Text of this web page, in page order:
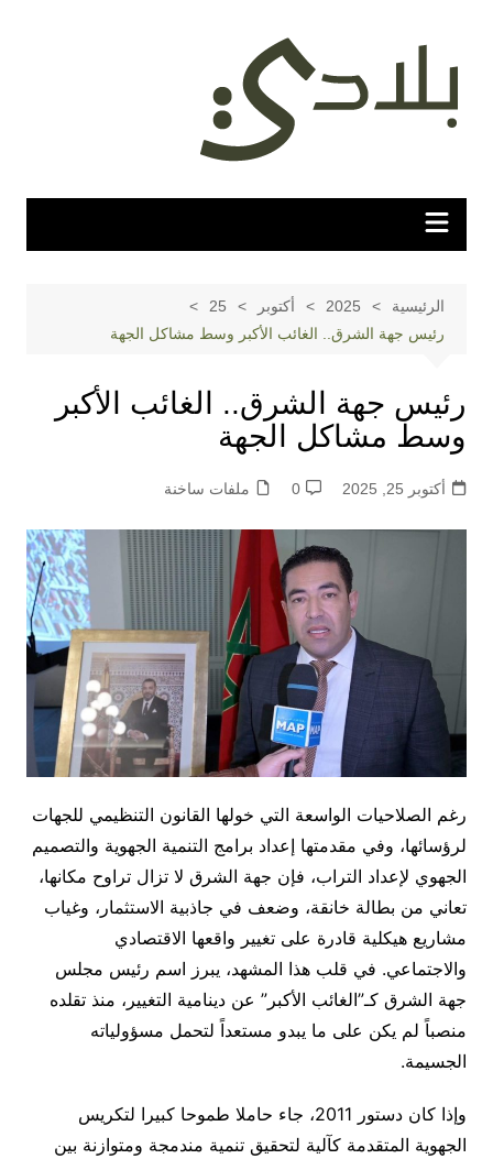
المحتوى
الرئيسية 2025 أكتوبر
25
رئيس جهة الشرق.. الغائب الأكبر وسط مشاكل الجهة
رئيس جهة الشرق.. الغائب الأكبر
وسط مشاكل الجهة
أكتوبر 25, 2025 0 ملفات ساخنة
رغم الصلاحيات الواسعة التي خولها القانون التنظيمي للجهات
لرؤسائها، وفي مقدمتها إعداد برامج التنمية الجهوية والتصميم
الجهوي لإعداد التراب، فإن جهة الشرق لا تزال تراوح مكانها،
تعاني من بطالة خانقة، وضعف في جاذبية الاستثمار، وغياب
مشاريع هيكلية قادرة على تغيير واقعها الاقتصادي
والاجتماعي. في قلب هذا المشهد، يبرز اسم رئيس مجلس
جهة الشرق كـ”الغائب الأكبر” عن دينامية التغيير، منذ تقلده
منصباً لم يكن على ما يبدو مستعداً لتحمل مسؤولياته
الجسيمة.
وإذا كان دستور 2011، جاء حاملا طموحا كبيرا لتكريس
الجهوية المتقدمة كآلية لتحقيق تنمية مندمجة ومتوازنة بين